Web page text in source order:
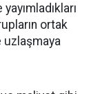
ortak
uzlaşmaya